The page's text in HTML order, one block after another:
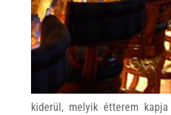
kiderül, melyik étterem